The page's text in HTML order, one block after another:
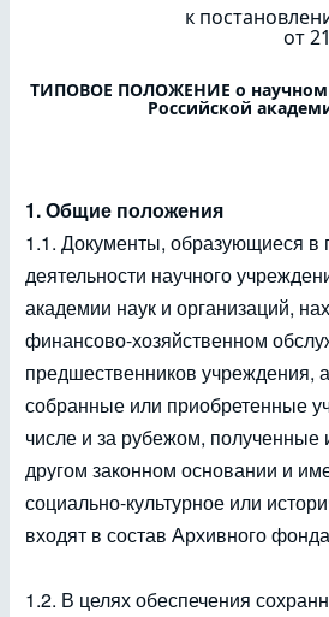
к
от
ТИПОВОЕ ПОЛОЖЕНИЕ о научном
Российской
1. Общие положения
1.1. Документы, образующиеся в
деятельности научного
академии наук и организаций,
финансово-хозяйственном
предшественников учреждения,
собранные или приобретенные
числе и за рубежом, полученные
другом законном основании и
социально-культурное или
входят в состав Архивного
1.2. В целях обеспечения